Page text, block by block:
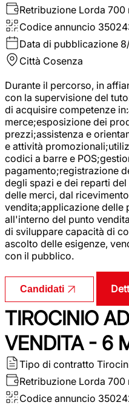
Retribuzione Lorda 700
Codice annuncio
Data di pubblicazione
Città Cosenza
Durante il percorso, in
con la supervisione del
di acquisire competenze
merce;esposizione dei
prezzi;assistenza e
e attività
codici a barre e
pagamento;registrazione
degli spazi e dei reparti
delle merci, dal
vendita;applicazione delle
all'interno del punto
di sviluppare capacità di
ascolto delle esigenze,
con il pubblico.
Candidati
TIROCINIO
VENDITA - 6
Tipo di contratto
Retribuzione Lorda 700
Codice annuncio